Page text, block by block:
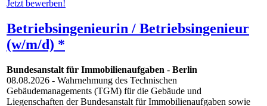
Betriebsingenieurin / Betriebsingenieur
(w/m/d) *
Bundesanstalt für Immobilienaufgaben - Berlin
08.08.2026 - Wahrnehmung des Technischen
Gebäudemanagements (TGM) für die Gebäude und
Liegenschaften der Bundesanstalt für Immobilienaufgaben sowie